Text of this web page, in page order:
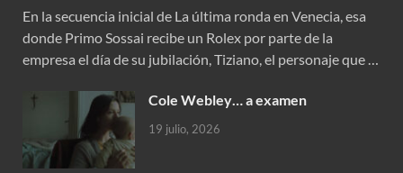
En la secuencia inicial de La última ronda en Venecia, esa
donde Primo Sossai recibe un Rolex por parte de la
empresa el día de su jubilación, Tiziano, el personaje que …
Cole Webley… a examen
19 julio, 2026